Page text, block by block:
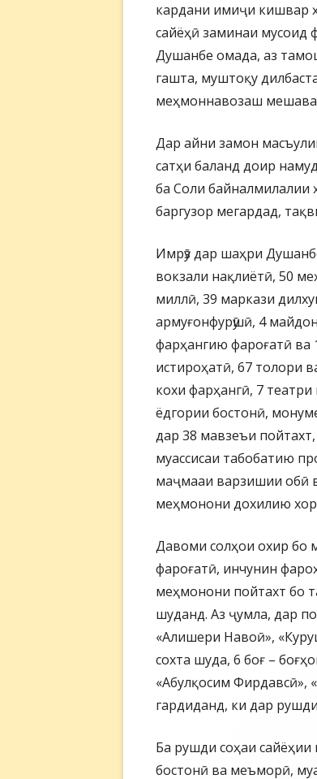
кардани имиҷи кишвар
сайёҳӣ заминаи
Душанбе омада, аз
гашта, муштоқу
меҳмоннавозаш
Дар айни замон
сатҳи баланд доир
ба Соли байналмилалии
баргузор мегардад,
Имрӯз дар шаҳри
вокзали нақлиётӣ, 50
миллӣ, 39 маркази
армуғонфурӯшӣ, 4
фарҳангию фароғатӣ ва
истироҳатӣ, 67 толори
кохи фарҳангӣ, 7
ёдгории бостонӣ,
дар 38 мавзеъи
муассисаи табобатию
маҷмааи варзишии обӣ
меҳмонони дохилию
Давоми солҳои охир бо
фароғатӣ, инчунин
меҳмонони пойтахт бо
шуданд. Аз ҷумла, дар
«Алишери Навоӣ»,
сохта шуда, 6 боғ –
«Абулқосим Фирдавсӣ»,
гардиданд, ки дар
Ба рушди соҳаи
бостонӣ ва меъморӣ,